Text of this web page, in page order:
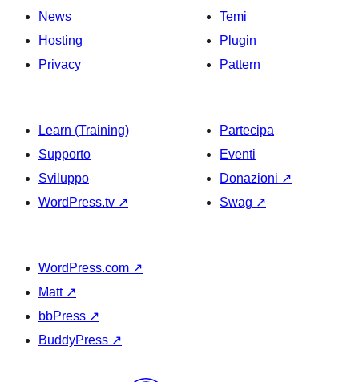
News
Hosting
Privacy
Temi
Plugin
Pattern
Learn (Training)
Supporto
Sviluppo
WordPress.tv ↗
Partecipa
Eventi
Donazioni ↗
Swag ↗
WordPress.com ↗
Matt ↗
bbPress ↗
BuddyPress ↗